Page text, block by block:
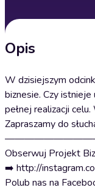
Opis
W dzisiejszym
biznesie. Czy
pełnej realizacji
Zapraszamy do
Obserwuj Projekt
➡️ http://
Polub nas na